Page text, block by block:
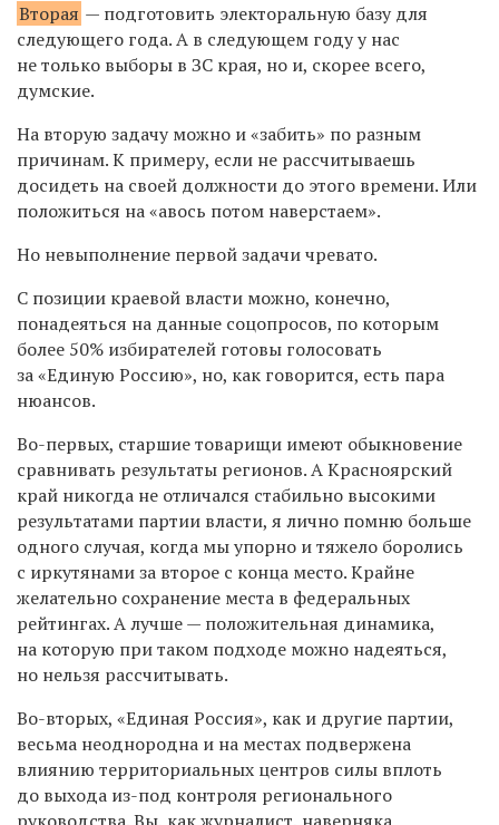
Вторая — подготовить электоральную базу для
следующего года. А в следующем году у нас
не только выборы в ЗС края, но и, скорее всего,
думские.
На вторую задачу можно и «забить» по разным
причинам. К примеру, если не рассчитываешь
досидеть на своей должности до этого времени. Или
положиться на «авось потом наверстаем».
Но невыполнение первой задачи чревато.
С позиции краевой власти можно, конечно,
понадеяться на данные соцопросов, по которым
более 50% избирателей готовы голосовать
за «Единую Россию», но, как говорится, есть пара
нюансов.
Во-первых, старшие товарищи имеют обыкновение
сравнивать результаты регионов. А Красноярский
край никогда не отличался стабильно высокими
результатами партии власти, я лично помню больше
одного случая, когда мы упорно и тяжело боролись
с иркутянами за второе с конца место. Крайне
желательно сохранение места в федеральных
рейтингах. А лучше — положительная динамика,
на которую при таком подходе можно надеяться,
но нельзя рассчитывать.
Во-вторых, «Единая Россия», как и другие партии,
весьма неоднородна и на местах подвержена
влиянию территориальных центров силы вплоть
до выхода из-под контроля регионального